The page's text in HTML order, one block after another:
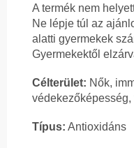
A termék nem
Ne lépje túl az
alatti gyermekek
Gyermekektől
Célterület: Nők,
Típus: Antioxidáns